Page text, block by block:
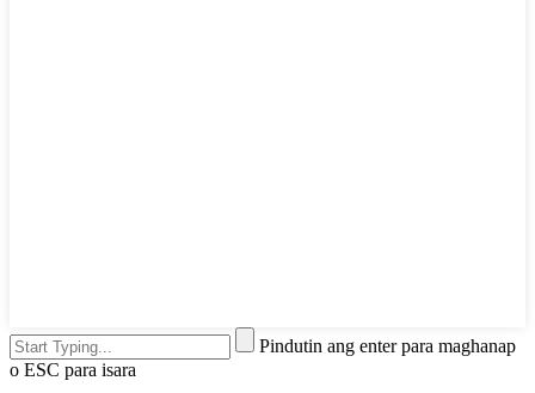
Pindutin ang enter para maghanap
o ESC para isara